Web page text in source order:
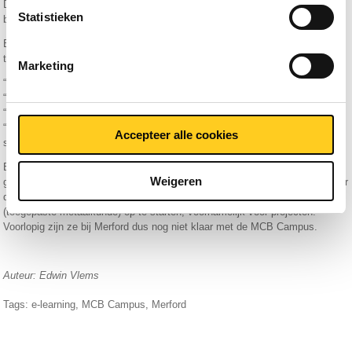
Statistieken
Marketing
Accepteer alle cookies
Weigeren
Dalen, Business Unit Manager
bij Merford.
En ook de deelnemers waren
tevreden, een bloemlezing:
“De cursus is vooral voor offshore producten handig.”
“Het is goed om te weten hoe je met certificaten om moet gaan.”
“Heel herkenbaar, er kwamen dingen in terug die je altijd wel tegenkomt.”
“Het voordeel van e-learning is dat je elk moment van de dag kunt
studeren.”
Een grote groep heeft inmiddels module 1 (de basis) van de Campus
gedaan, en een kleinere groep ook module 2 (algemene metaalkunde). Maar
daar houdt het niet op: “We zien mogelijkheden om ook module 3
(toegepaste metaalkunde) op te starten, voornamelijk voor projecten.”
Voorlopig zijn ze bij Merford dus nog niet klaar met de MCB Campus.
Auteur: Edwin Vlems
Tags: e-learning, MCB Campus, Merford